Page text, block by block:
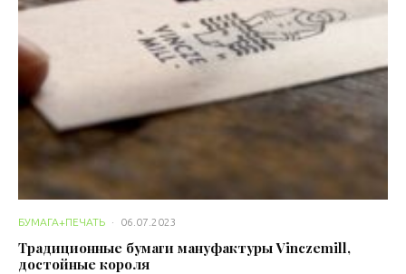
БУМАГА+ПЕЧАТЬ · 06.07.2023
Традиционные бумаги мануфактуры Vinczemill,
достойные короля